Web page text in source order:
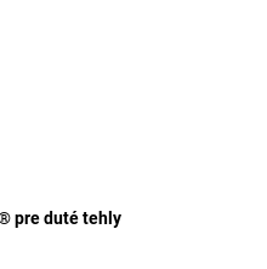
pre duté tehly